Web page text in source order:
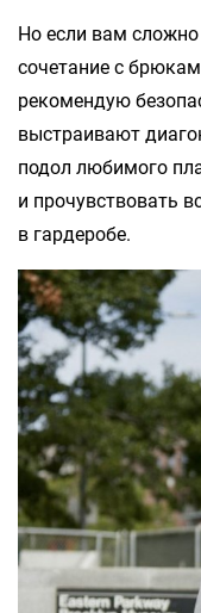
Но если вам
сочетание с
рекомендую
выстраивают
подол любимого
и прочувствовать
в гардеробе.